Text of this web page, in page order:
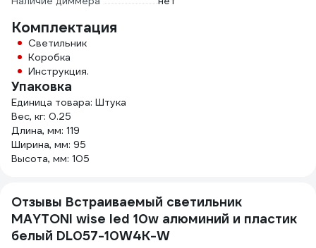
Комплектация
Светильник
Коробка
Инструкция.
Упаковка
Единица товара: Штука
Вес, кг: 0.25
Длина, мм: 119
Ширина, мм: 95
Высота, мм: 105
Отзывы Встраиваемый светильник
MAYTONI wise led 10w алюминий и пластик
белый DL057-10W4K-W